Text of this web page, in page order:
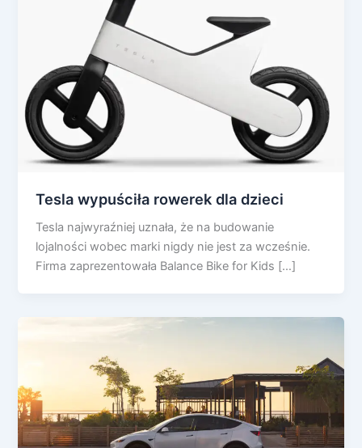
Tesla wypuściła rowerek dla dzieci
Tesla najwyraźniej uznała, że na budowanie
lojalności wobec marki nigdy nie jest za wcześnie.
Firma zaprezentowała Balance Bike for Kids […]